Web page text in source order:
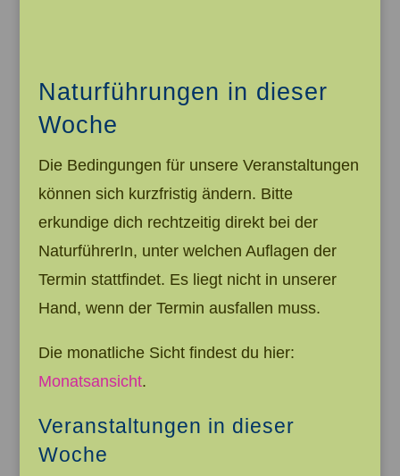
Naturführungen in dieser
Woche
Die Bedingungen für unsere Veranstaltungen
können sich kurzfristig ändern. Bitte
erkundige dich rechtzeitig direkt bei der
NaturführerIn, unter welchen Auflagen der
Termin stattfindet. Es liegt nicht in unserer
Hand, wenn der Termin ausfallen muss.
Die monatliche Sicht findest du hier:
Monatsansicht.
Veranstaltungen in dieser
Woche